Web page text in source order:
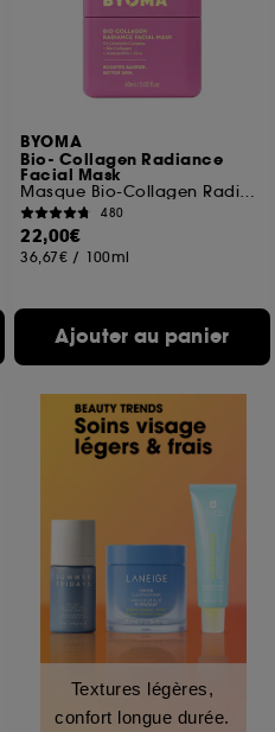
BYOMA
Bio- Collagen Radiance
Facial Mask
Masque Bio-Collagen Radiance
480
22,00€
36,67€ / 100ml
Ajouter au panier
Textures légères,
confort longue durée.